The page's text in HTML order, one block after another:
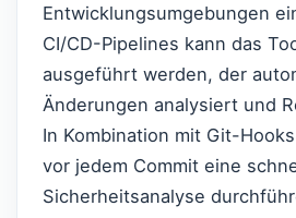
Entwicklungsumgebungen
CI/CD-Pipelines kann das
ausgeführt werden, der
Änderungen analysiert und
In Kombination mit Git-
vor jedem Commit eine
Sicherheitsanalyse